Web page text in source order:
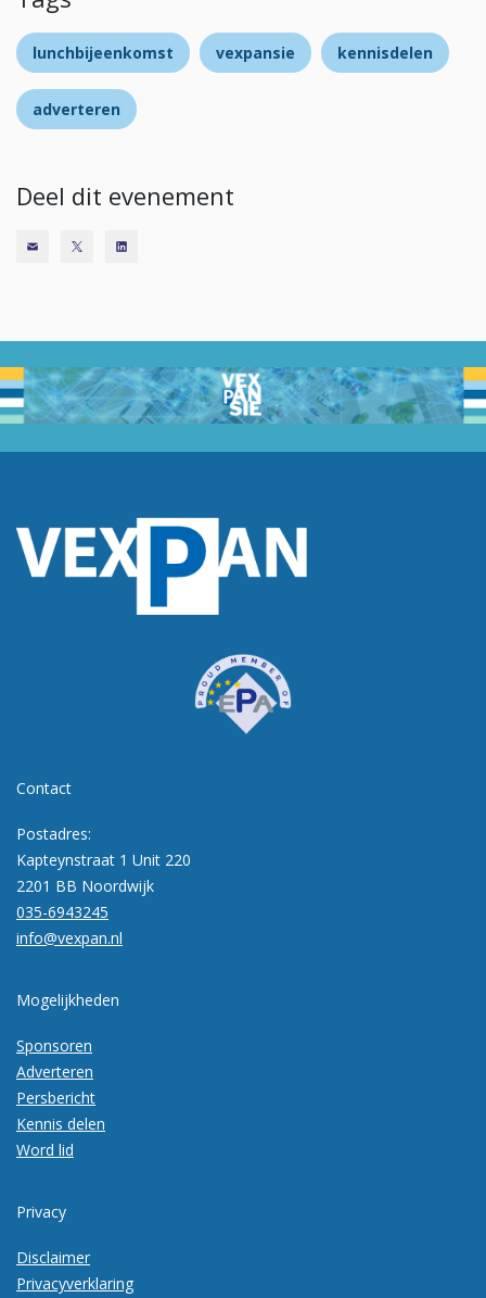
lunchbijeenkomst vexpansie kennisdelen
adverteren
Deel dit evenement
Contact
Postadres:
Kapteynstraat 1 Unit 220
2201 BB Noordwijk
035-6943245
info@vexpan.nl
Mogelijkheden
Sponsoren
Adverteren
Persbericht
Kennis delen
Word lid
Privacy
Disclaimer
Privacyverklaring